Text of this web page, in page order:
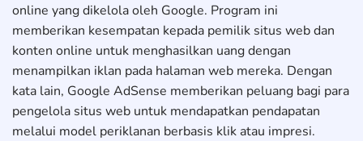
online yang dikelola oleh Google. Program ini
memberikan kesempatan kepada pemilik situs web dan
konten online untuk menghasilkan uang dengan
menampilkan iklan pada halaman web mereka. Dengan
kata lain, Google AdSense memberikan peluang bagi para
pengelola situs web untuk mendapatkan pendapatan
melalui model periklanan berbasis klik atau impresi.